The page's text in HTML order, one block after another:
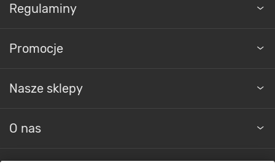
Regulaminy
Promocje
Nasze sklepy
O nas